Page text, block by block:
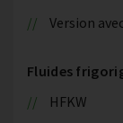
Version
Fluides
HFKW